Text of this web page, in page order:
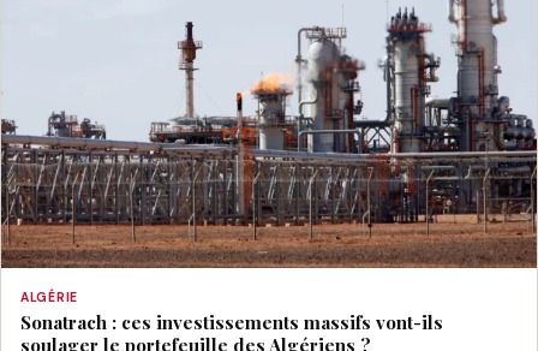
ALGÉRIE
Sonatrach : ces investissements massifs vont-ils
soulager le portefeuille des Algériens ?